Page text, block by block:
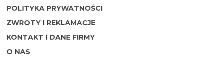
POLITYKA PRYWATNOŚCI
ZWROTY I REKLAMACJE
KONTAKT I DANE FIRMY
O NAS